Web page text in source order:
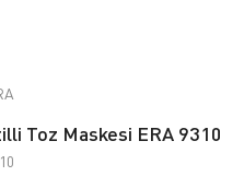
Toz Maskesi ERA 9310